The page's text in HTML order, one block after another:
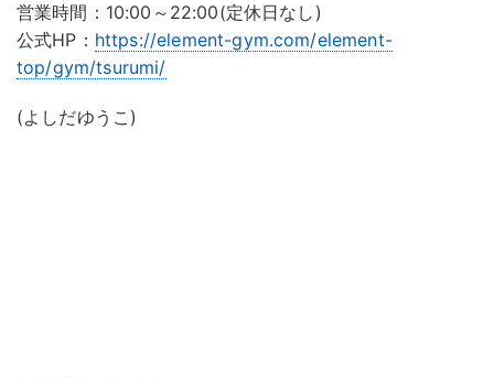
営業時間：10:00～22:00(定休日なし)
公式HP： https://element-gym.com/element-
top/gym/tsurumi/
(よしだゆうこ)